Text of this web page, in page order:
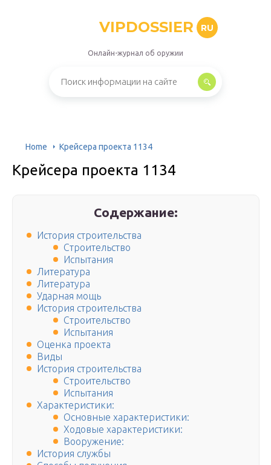
VIPDOSSIER RU
Онлайн-журнал об оружии
Home Крейсера проекта 1134
Крейсера проекта 1134
Содержание:
История строительства
Строительство
Испытания
Литература
Литература
Ударная мощь
История строительства
Строительство
Испытания
Оценка проекта
Виды
История строительства
Строительство
Испытания
Характеристики:
Основные характеристики:
Ходовые характеристики:
Вооружение:
История службы